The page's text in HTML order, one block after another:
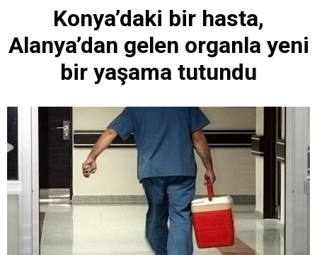
Konya’daki bir hasta,
Alanya’dan gelen organla yeni
bir yaşama tutundu